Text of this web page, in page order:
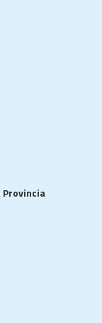
Provincia